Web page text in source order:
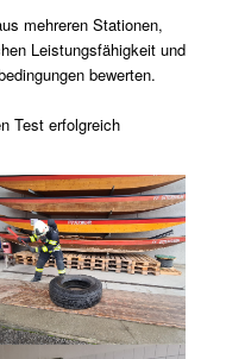
mehreren Stationen,
Leistungsfähigkeit und
bewerten.
Test erfolgreich